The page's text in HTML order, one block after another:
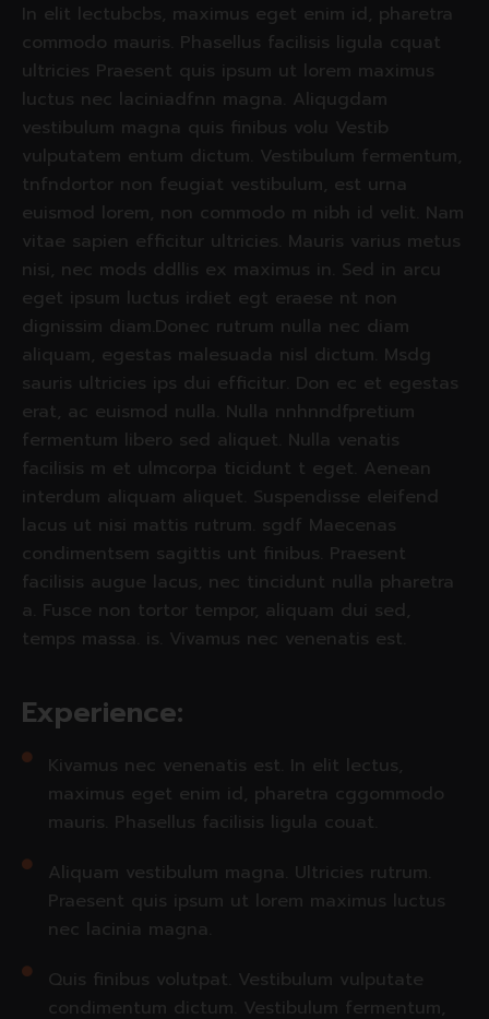
In elit lectubcbs, maximus eget enim id, pharetra
commodo mauris. Phasellus facilisis ligula cquat
ultricies Praesent quis ipsum ut lorem maximus
luctus nec laciniadfnn magna. Aliqugdam
vestibulum magna quis finibus volu Vestib
vulputatem entum dictum. Vestibulum fermentum,
tnfndortor non feugiat vestibulum, est urna
euismod lorem, non commodo m nibh id velit. Nam
vitae sapien efficitur ultricies. Mauris varius metus
nisi, nec mods ddllis ex maximus in. Sed in arcu
eget ipsum luctus irdiet egt eraese nt non
dignissim diam.Donec rutrum nulla nec diam
aliquam, egestas malesuada nisl dictum. Msdg
sauris ultricies ips dui efficitur. Don ec et egestas
erat, ac euismod nulla. Nulla nnhnndfpretium
fermentum libero sed aliquet. Nulla venatis
facilisis m et ulmcorpa ticidunt t eget. Aenean
interdum aliquam aliquet. Suspendisse eleifend
lacus ut nisi mattis rutrum. sgdf Maecenas
condimentsem sagittis unt finibus. Praesent
facilisis augue lacus, nec tincidunt nulla pharetra
a. Fusce non tortor tempor, aliquam dui sed,
temps massa. is. Vivamus nec venenatis est.
Experience:
Kivamus nec venenatis est. In elit lectus,
maximus eget enim id, pharetra cggommodo
mauris. Phasellus facilisis ligula couat.
Aliquam vestibulum magna. Ultricies rutrum.
Praesent quis ipsum ut lorem maximus luctus
nec lacinia magna.
Quis finibus volutpat. Vestibulum vulputate
condimentum dictum. Vestibulum fermentum,